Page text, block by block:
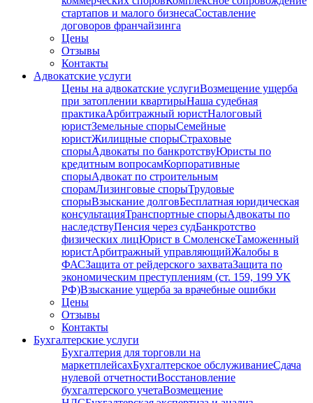
стартапов и малого бизнесаСоставление
договоров франчайзинга
Цены
Отзывы
Контакты
Адвокатские услуги
Цены на адвокатские услугиВозмещение ущерба
при затоплении квартирыНаша судебная
практикаАрбитражный юристНалоговый
юристЗемельные спорыСемейные
юристЖилищные спорыСтраховые
спорыАдвокаты по банкротствуЮристы по
кредитным вопросамКорпоративные
спорыАдвокат по строительным
спорамЛизинговые спорыТрудовые
спорыВзыскание долговБесплатная юридическая
консультацияТранспортные спорыАдвокаты по
наследствуПенсия через судБанкротство
физических лицЮрист в СмоленскеТаможенный
юристАрбитражный управляющийЖалобы в
ФАСЗащита от рейдерского захватаЗащита по
экономическим преступлениям (ст. 159, 199 УК
РФ)Взыскание ущерба за врачебные ошибки
Цены
Отзывы
Контакты
Бухгалтерские услуги
Бухгалтерия для торговли на
маркетплейсахБухгалтерское обслуживаниеСдача
нулевой отчетностиВосстановление
бухгалтерского учетаВозмещение